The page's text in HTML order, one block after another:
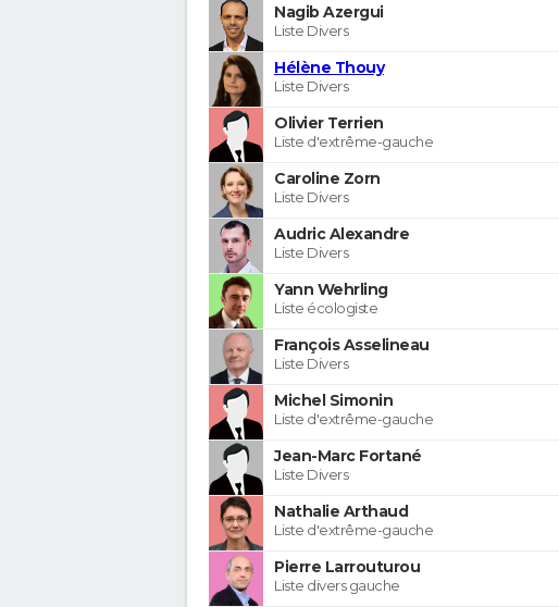
Nagib Azergui
Liste Divers
Hélène Thouy
Liste Divers
Olivier Terrien
Liste d'extrême-gauche
Caroline Zorn
Liste Divers
Audric Alexandre
Liste Divers
Yann Wehrling
Liste écologiste
François Asselineau
Liste Divers
Michel Simonin
Liste d'extrême-gauche
Jean-Marc Fortané
Liste Divers
Nathalie Arthaud
Liste d'extrême-gauche
Pierre Larrouturou
Liste divers gauche